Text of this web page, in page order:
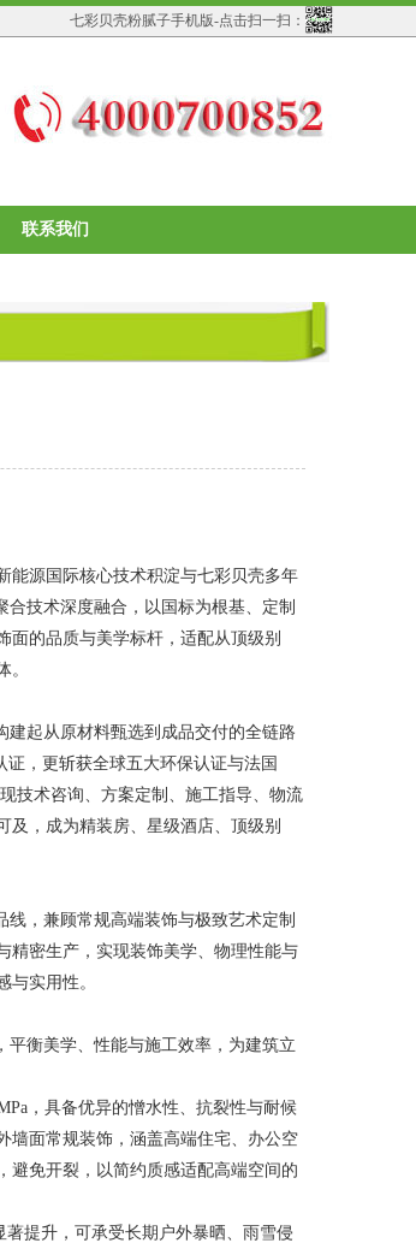
七彩贝壳粉腻子手机版-点击扫一扫：
联系我们
源国际核心技术积淀与七彩贝壳多年
技术深度融合，以国标为根基、定制
面的品质与美学标杆，适配从顶级别
。
建起从原材料甄选到成品交付的全链路
，更斩获全球五大环保认证与法国
技术咨询、方案定制、施工指导、物流
及，成为精装房、星级酒店、顶级别
，兼顾常规高端装饰与极致艺术定制
精密生产，实现装饰美学、物理性能与
实用性。
平衡美学、性能与施工效率，为建筑立
，具备优异的憎水性、抗裂性与耐候
墙面常规装饰，涵盖高端住宅、办公空
避免开裂，以简约质感适配高端空间的
著提升，可承受长期户外暴晒、雨雪侵